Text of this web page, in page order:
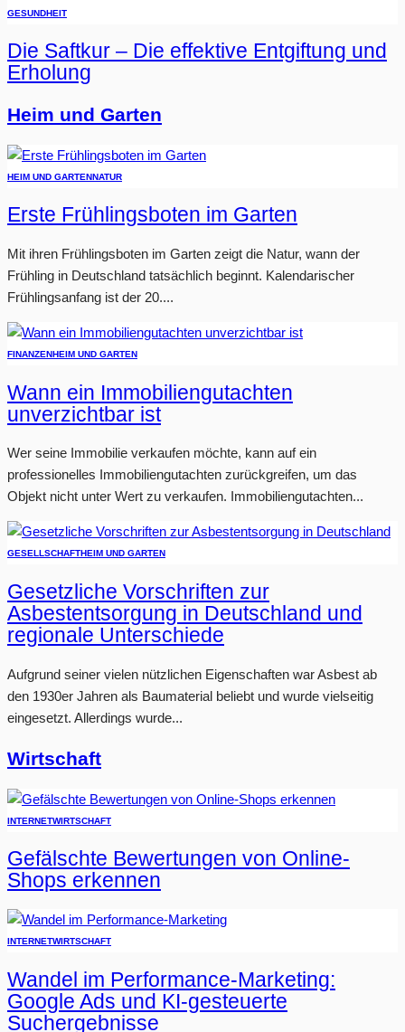
GESUNDHEIT
Die Saftkur – Die effektive Entgiftung und
Erholung
Heim und Garten
HEIM UND GARTENNATUR
Erste Frühlingsboten im Garten
Mit ihren Frühlingsboten im Garten zeigt die Natur, wann der
Frühling in Deutschland tatsächlich beginnt. Kalendarischer
Frühlingsanfang ist der 20....
FINANZENHEIM UND GARTEN
Wann ein Immobiliengutachten
unverzichtbar ist
Wer seine Immobilie verkaufen möchte, kann auf ein
professionelles Immobiliengutachten zurückgreifen, um das
Objekt nicht unter Wert zu verkaufen. Immobiliengutachten...
GESELLSCHAFTHEIM UND GARTEN
Gesetzliche Vorschriften zur
Asbestentsorgung in Deutschland und
regionale Unterschiede
Aufgrund seiner vielen nützlichen Eigenschaften war Asbest ab
den 1930er Jahren als Baumaterial beliebt und wurde vielseitig
eingesetzt. Allerdings wurde...
Wirtschaft
INTERNETWIRTSCHAFT
Gefälschte Bewertungen von Online-
Shops erkennen
INTERNETWIRTSCHAFT
Wandel im Performance-Marketing:
Google Ads und KI-gesteuerte
Suchergebnisse